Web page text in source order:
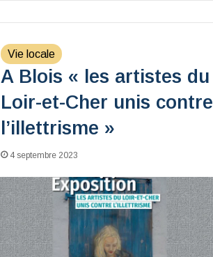
Vie locale
A Blois « les artistes du
Loir-et-Cher unis contre
l’illettrisme »
4 septembre 2023